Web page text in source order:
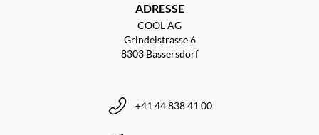
ADRESSE
COOL AG
Grindelstrasse 6
8303 Bassersdorf
+41 44 838 41 00